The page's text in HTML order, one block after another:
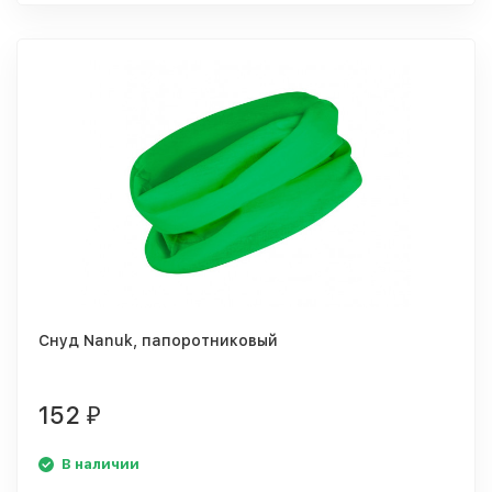
Снуд Nanuk, папоротниковый
152 ₽
В наличии